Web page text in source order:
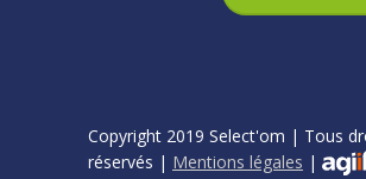
Copyright 2019 Select'om | Tous
réservés | Mentions légales |